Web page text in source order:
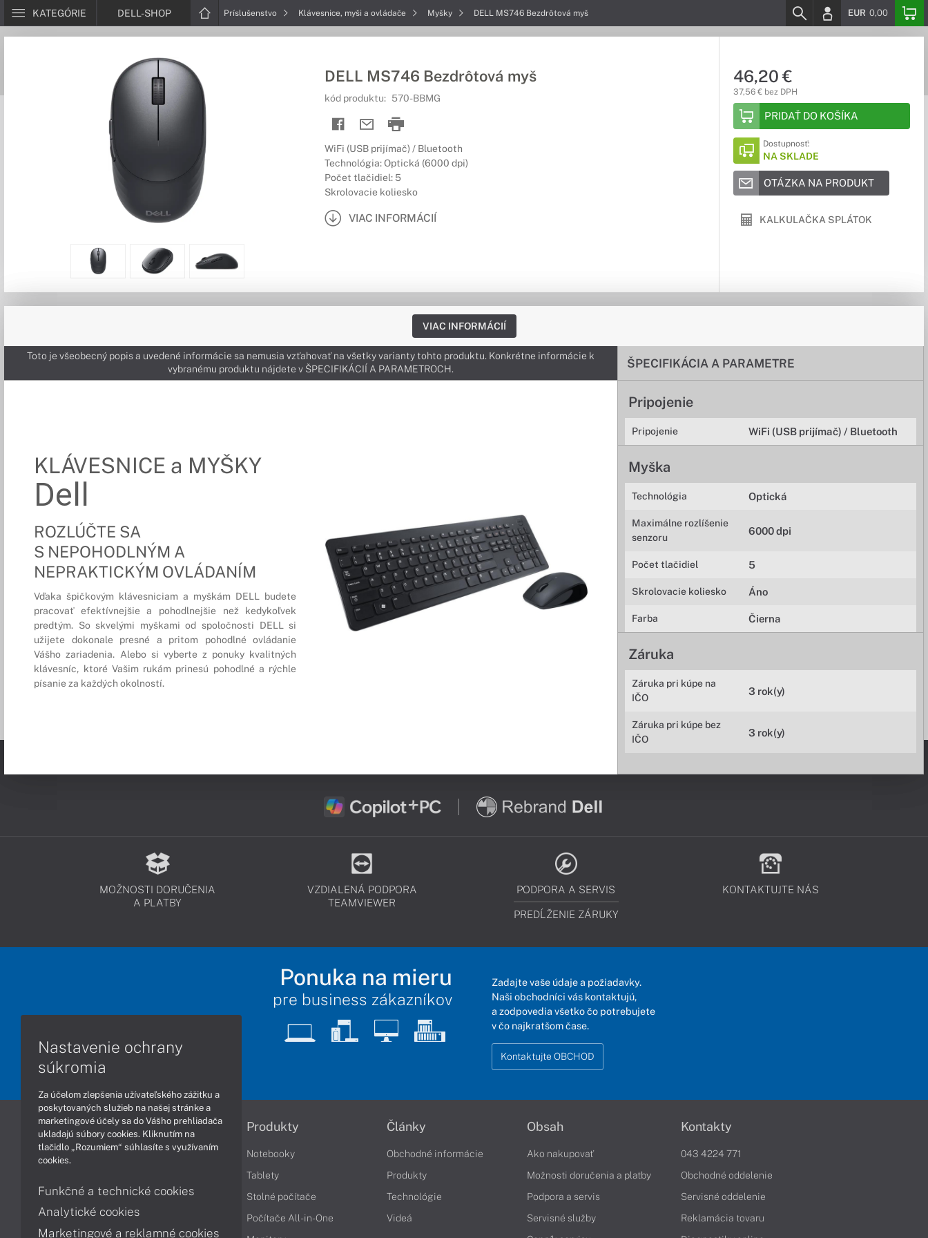
KATEGÓRIE DELL-SHOP Príslušenstvo Klávesnice, myši a ovládače Myšky DELL MS746 Bezdrôtová myš EUR 0,00
DELL MS746 Bezdrôtová myš
kód produktu: 570-BBMG
WiFi (USB prijímač) / Bluetooth
Technológia: Optická (6000 dpi)
Počet tlačidiel: 5
Skrolovacie koliesko
VIAC INFORMÁCIÍ
46,20 €
37,56 € bez DPH
PRIDAŤ DO KOŠÍKA
Dostupnosť:
NA SKLADE
OTÁZKA NA PRODUKT
KALKULAČKA SPLÁTOK
VIAC INFORMÁCIÍ
ŠPECIFIKÁCIA A PARAMETRE
Pripojenie
Pripojenie WiFi (USB prijímač) / Bluetooth
Myška
Technológia Optická
Maximálne rozlíšenie
senzoru
6000 dpi
Počet tlačidiel 5
Skrolovacie koliesko Áno
Farba Čierna
Záruka
Záruka pri kúpe na
IČO
3 rok(y)
Záruka pri kúpe bez
IČO
3 rok(y)
Toto je všeobecný popis a uvedené informácie sa nemusia vzťahovať na všetky varianty tohto produktu. Konkrétne informácie k
vybranému produktu nájdete v ŠPECIFIKÁCIÍ A PARAMETROCH.
KLÁVESNICE a MYŠKY
Dell
ROZLÚČTE SA
S NEPOHODLNÝM A
NEPRAKTICKÝM OVLÁDANÍM
Vďaka špičkovým klávesniciam a myškám DELL budete
pracovať efektívnejšie a pohodlnejšie než kedykoľvek
predtým. So skvelými myškami od spoločnosti DELL si
užijete dokonale presné a pritom pohodlné ovládanie
Vášho zariadenia. Alebo si vyberte z ponuky kvalitných
klávesníc, ktoré Vašim rukám prinesú pohodlné a rýchle
písanie za každých okolností.
MOŽNOSTI DORUČENIA
A PLATBY
VZDIALENÁ PODPORA
TEAMVIEWER
PODPORA A SERVIS
PREDĹŽENIE ZÁRUKY
KONTAKTUJTE NÁS
Ponuka na mieru
pre business zákazníkov
Zadajte vaše údaje a požiadavky.
Naši obchodníci vás kontaktujú,
a zodpovedia všetko čo potrebujete
v čo najkratšom čase.
Kontaktujte OBCHOD
Informácie
Obchodné podmienky
Ochrana osobných údajov
Vrátenie tovaru
Produkty
Notebooky
Tablety
Stolné počítače
Počítače All-in-One
Články
Obchodné informácie
Produkty
Technológie
Videá
Obsah
Ako nakupovať
Možnosti doručenia a platby
Podpora a servis
Servisné služby
Kontakty
043 4224 771
Obchodné oddelenie
Servisné oddelenie
Reklamácia tovaru
Nastavenie ochrany
súkromia
Za účelom zlepšenia užívateľského zážitku a
poskytovaných služieb na našej stránke a
marketingové účely sa do Vášho prehliadača
ukladajú súbory cookies. Kliknutím na
tlačidlo „Rozumiem“ súhlasíte s využívaním
cookies.
Funkčné a technické cookies
Analytické cookies
Marketingové a reklamné cookies